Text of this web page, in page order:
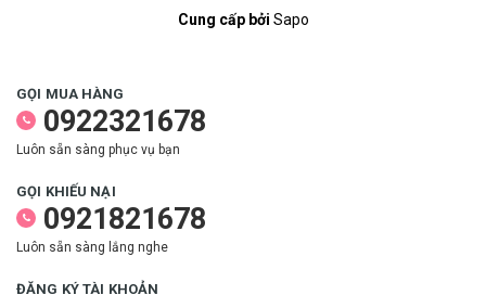
Cung cấp bởi Sapo
GỌI MUA HÀNG
0922321678
Luôn sẵn sàng phục vụ bạn
GỌI KHIẾU NẠI
0921821678
Luôn sẵn sàng lắng nghe
ĐĂNG KÝ TÀI KHOẢN